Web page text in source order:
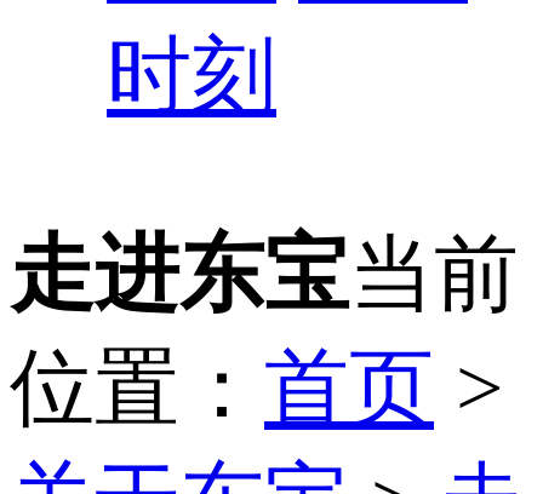
时刻
走进东宝当前
位置： 首页 >